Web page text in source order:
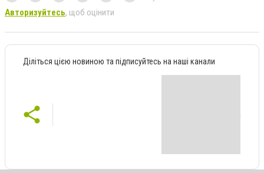
Авторизуйтесь, щоб оцінити
Діліться цією новиною та підписуйтесь на наші канали